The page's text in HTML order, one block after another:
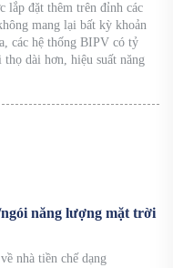
lắp đặt thêm trên đỉnh các
mang lại bất kỳ khoản
các hệ thống BIPV có tỷ
dài hơn, hiệu suất năng
năng lượng mặt trời
nhà tiền chế dạng